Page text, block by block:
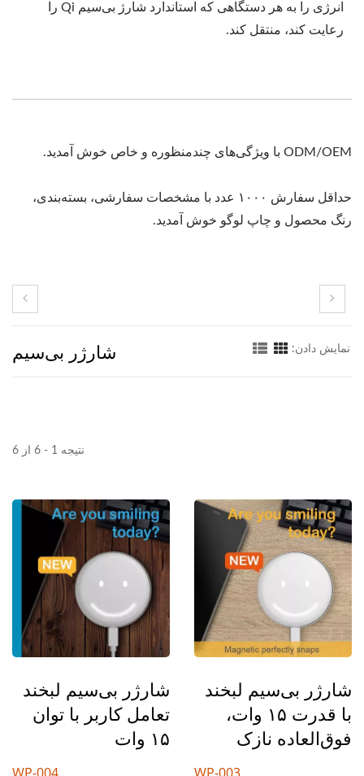
انرژی را به هر دستگاهی که استاندارد شارژ بی‌سیم Qi را
رعایت کند، منتقل کند.
ODM/OEM با ویژگی‌های چندمنظوره و خاص خوش آمدید.
حداقل سفارش ۱۰۰۰ عدد با مشخصات سفارشی، بسته‌بندی،
رنگ محصول و چاپ لوگو خوش آمدید.
شارژر بی‌سیم نمایش دادن:
نتیجه 1 - 6 از 6
شارژر بی‌سیم لبخند
با قدرت ۱۵ وات،
فوق‌العاده نازک
شارژر بی‌سیم لبخند
تعامل کاربر با توان
۱۵ وات